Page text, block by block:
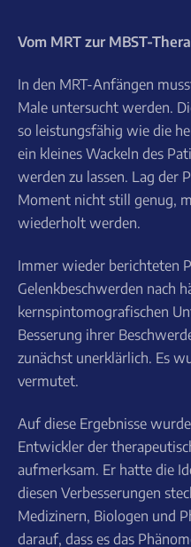
Vom MRT zur MBST-
In den MRT-Anfängen
Male untersucht werden.
so leistungsfähig wie die
ein kleines Wackeln des
werden zu lassen. Lag der
Moment nicht still genug,
wiederholt werden.
Immer wieder berichteten
Gelenkbeschwerden nach
kernspintomografischen
Besserung ihrer
zunächst unerklärlich. Es
vermutet.
Auf diese Ergebnisse
Entwickler der
aufmerksam. Er hatte die
diesen Verbesserungen
Medizinern, Biologen und
darauf, dass es das